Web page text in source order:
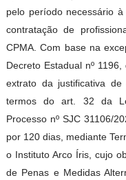
pelo período necessário
contratação de
CPMA. Com base na
Decreto Estadual nº
extrato da justificativa
termos do art. 32 da
Processo nº SJC 31106/
por 120 dias, mediante
o Instituto Arco Íris, cujo
de Penas e Medidas